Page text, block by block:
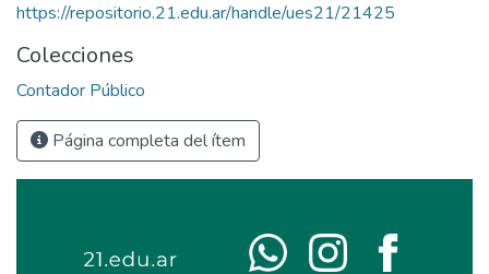
https://repositorio.21.edu.ar/handle/ues21/21425
Colecciones
Contador Público
Página completa del ítem